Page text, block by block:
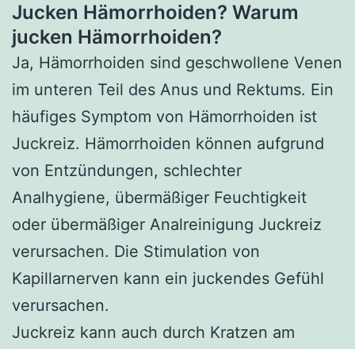
Jucken Hämorrhoiden? Warum
jucken Hämorrhoiden?
Ja, Hämorrhoiden sind geschwollene Venen
im unteren Teil des Anus und Rektums. Ein
häufiges Symptom von Hämorrhoiden ist
Juckreiz. Hämorrhoiden können aufgrund
von Entzündungen, schlechter
Analhygiene, übermäßiger Feuchtigkeit
oder übermäßiger Analreinigung Juckreiz
verursachen. Die Stimulation von
Kapillarnerven kann ein juckendes Gefühl
verursachen.
Juckreiz kann auch durch Kratzen am